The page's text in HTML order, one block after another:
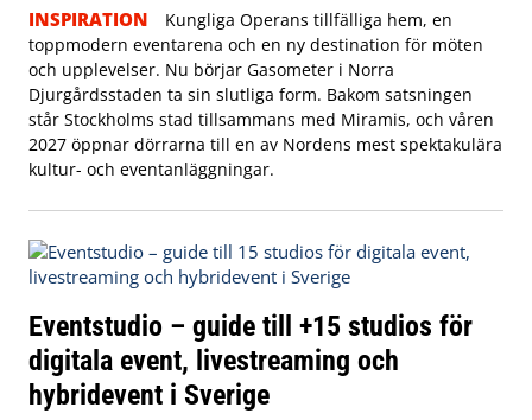
INSPIRATION
Kungliga Operans tillfälliga hem, en
toppmodern eventarena och en ny destination för möten
och upplevelser. Nu börjar Gasometer i Norra
Djurgårdsstaden ta sin slutliga form. Bakom satsningen
står Stockholms stad tillsammans med Miramis, och våren
2027 öppnar dörrarna till en av Nordens mest spektakulära
kultur- och eventanläggningar.
Eventstudio – guide till +15 studios för
digitala event, livestreaming och
hybridevent i Sverige